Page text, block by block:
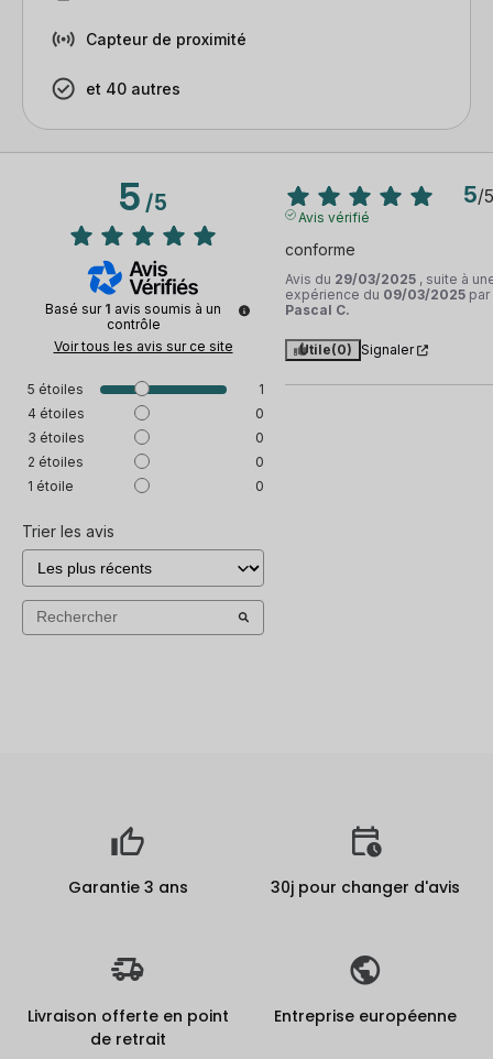
Capteur de proximité
et 40 autres
5/5
Basé sur 1 avis soumis à un
contrôle
Voir tous les avis sur ce site
5 étoiles
1
4 étoiles
0
3 étoiles
0
2 étoiles
0
1 étoile 0
Trier les avis
5/5
Avis vérifié
conforme
Avis du 29/03/2025 , suite à
expérience du 09/03/2025 par
Pascal C.
Utile(0) Signaler
Garantie 3 ans 30j pour changer d'avis
Livraison offerte en point
de retrait
Entreprise européenne